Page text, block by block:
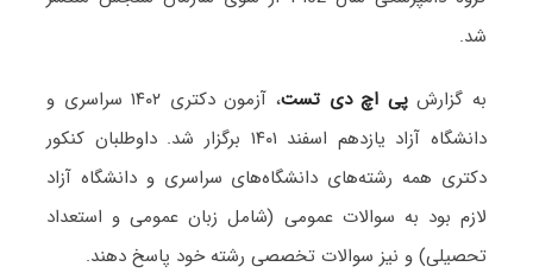
شد.
به گزارشپی اچ دی تست
، آزمون دکتری ۱۴۰۲ سراسری و
دانشگاه آزاد یازدهم اسفند ۱۴۰۱ برگزار شد. داوطلبان کنکور
دکتری همه رشته‌های دانشگاه‌های سراسری و دانشگاه آزاد
لازم بود به سوالات عمومی (شامل زبان عمومی و استعداد
تحصیلی) و نیز سوالات تخصصی رشته خود پاسخ دهند.